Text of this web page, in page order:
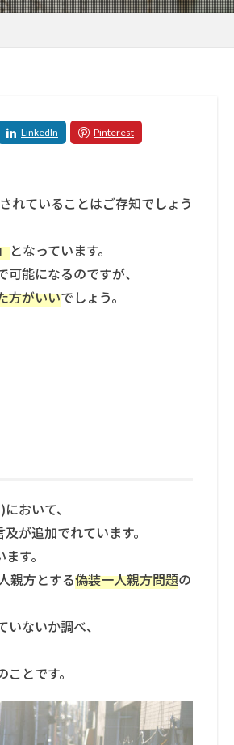
れていることはご存知でしょう
となっています。
能になるのですが、
方がいいでしょう。
おいて、
が追加でれています。
す。
親方とする偽装一人親方問題の
ないか調べ、
ことです。